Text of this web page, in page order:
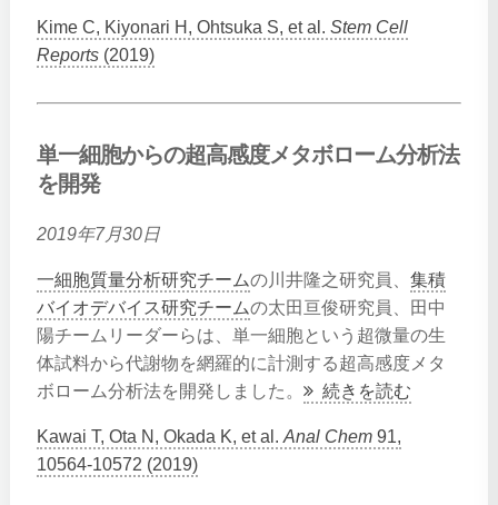
Kime C, Kiyonari H, Ohtsuka S, et al.Stem Cell
Reports (2019)
単一細胞からの超高感度メタボローム分析法
を開発
2019年7月30日
一細胞質量分析研究チームの川井隆之研究員、集積
バイオデバイス研究チームの太田亘俊研究員、田中
陽チームリーダーらは、単一細胞という超微量の生
体試料から代謝物を網羅的に計測する超高感度メタ
ボローム分析法を開発しました。
続きを読む
Kawai T, Ota N, Okada K, et al.Anal Chem 91,
10564-10572 (2019)